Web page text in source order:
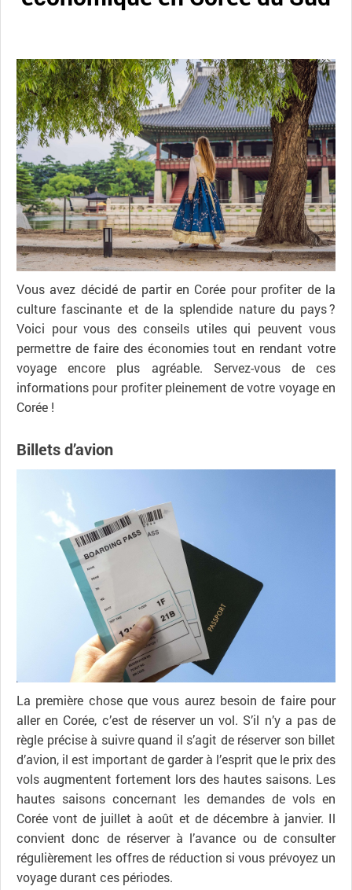
Vous avez décidé de partir en Corée pour profiter de la
culture fascinante et de la splendide nature du pays ?
Voici pour vous des conseils utiles qui peuvent vous
permettre de faire des économies tout en rendant votre
voyage encore plus agréable. Servez-vous de ces
informations pour profiter pleinement de votre voyage en
Corée !
Billets d’avion
La première chose que vous aurez besoin de faire pour
aller en Corée, c’est de réserver un vol. S’il n’y a pas de
règle précise à suivre quand il s’agit de réserver son billet
d’avion, il est important de garder à l’esprit que le prix des
vols augmentent fortement lors des hautes saisons. Les
hautes saisons concernant les demandes de vols en
Corée vont de juillet à août et de décembre à janvier. Il
convient donc de réserver à l’avance ou de consulter
régulièrement les offres de réduction si vous prévoyez un
voyage durant ces périodes.